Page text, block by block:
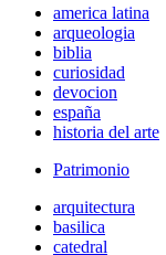
america latina
arqueologia
biblia
curiosidad
devocion
españa
historia del arte
Patrimonio
arquitectura
basilica
catedral